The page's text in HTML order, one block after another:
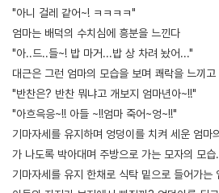
"아니 걸레 같어~! ㅋㅋㅋㅋ"
엄마는 배덕의 수치심에 흥분을 느낀다
"아..드..들~! 밥 마거...밥 상 차려 놨어..."
대근은 그런 엄마의 모습을 보며 쾌락을 느끼
"반찬은? 반찬 뭐냐고 개보지 엄마년아~!!"
"아흐윽응~!! 아들 ~!!엄마 죽어~엉~!!"
기마자세를 유지하며 엉덩이를 치켜 세운 엄마
가 나도록 박아대며 주방으로 가는 모자의 모
기마자세를 유지 한채로 식탁 밑으로 들어가는